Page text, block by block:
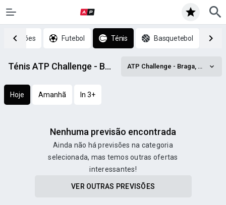
previsões Futebol Ténis Basquetebol
Ténis ATP Challenge - Braga, Doubles prognósticos ATP Challenge - Braga, Doubles
Hoje Amanhã In 3+
Nenhuma previsão encontrada
Ainda não há previsões na categoria
selecionada, mas temos outras ofertas
interessantes!
VER OUTRAS PREVISÕES